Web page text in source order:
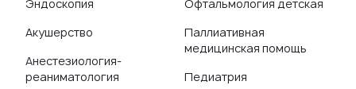
Эндоскопия
Акушерство
Анестезиология-
реаниматология
Офтальмология детская
Паллиативная
медицинская помощь
Педиатрия